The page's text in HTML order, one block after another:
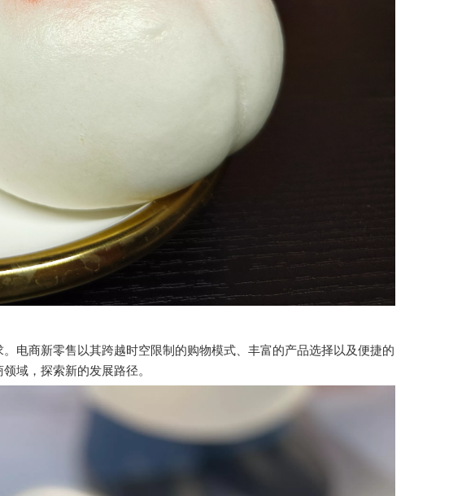
电商新零售以其跨越时空限制的购物模式、丰富的产品选择以及便捷的
域，探索新的发展路径。